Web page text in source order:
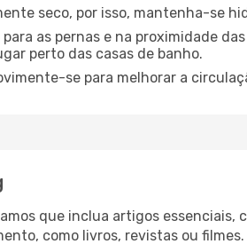
seco, por isso, mantenha-se
para as pernas e na proximidade
perto das casas de banho.
se para melhorar a
que inclua artigos essenciais,
como livros, revistas ou filmes.